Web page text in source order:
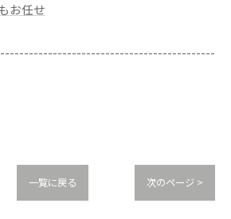
お任せ
一覧に戻る 次のページ >